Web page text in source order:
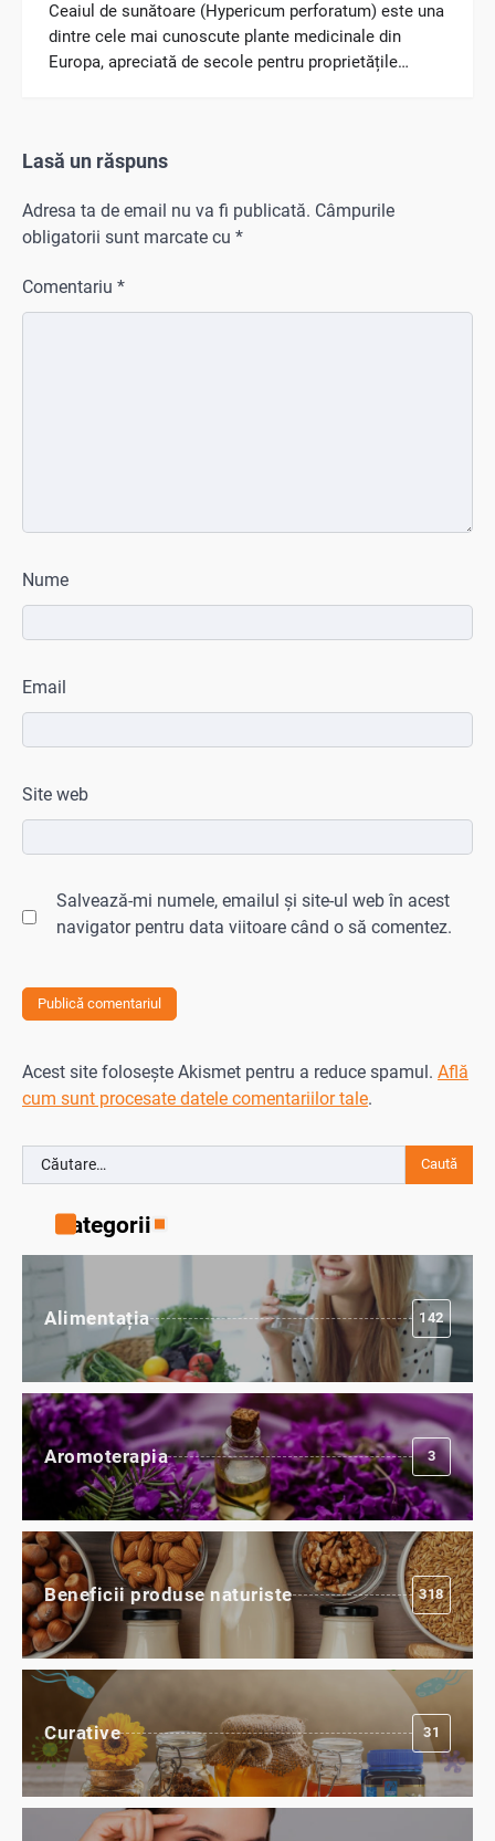
Ceaiul de sunătoare (Hypericum perforatum) este una
dintre cele mai cunoscute plante medicinale din
Europa, apreciată de secole pentru proprietățile…
Lasă un răspuns
Adresa ta de email nu va fi publicată. Câmpurile
obligatorii sunt marcate cu *
Comentariu *
Nume
Email
Site web
Salvează-mi numele, emailul și site-ul web în acest
navigator pentru data viitoare când o să comentez.
Acest site folosește Akismet pentru a reduce spamul. Află
cum sunt procesate datele comentariilor tale.
Caută
după:
Categorii
Alimentația 142
Aromoterapia 3
Beneficii produse naturiste 318
Curative 31